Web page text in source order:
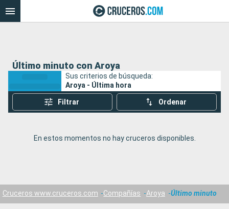
Último minuto con Aroya
Sus criterios de búsqueda:
Aroya - Última hora
Filtrar Ordenar
En estos momentos no hay cruceros disponibles.
Cruceros www.cruceros.com Compañías Aroya Último minuto